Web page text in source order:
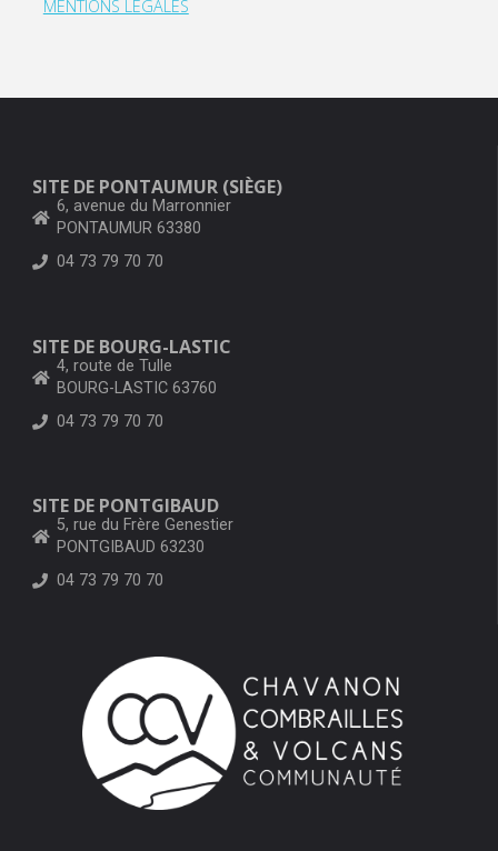
MENTIONS LÉGALES
SITE DE PONTAUMUR (SIÈGE)
6, avenue du Marronnier
PONTAUMUR 63380
04 73 79 70 70
SITE DE BOURG-LASTIC
4, route de Tulle
BOURG-LASTIC 63760
04 73 79 70 70
SITE DE PONTGIBAUD
5, rue du Frère Genestier
PONTGIBAUD 63230
04 73 79 70 70